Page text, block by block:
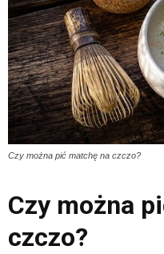
Czy można pić matchę na czczo?
Czy można
czczo?